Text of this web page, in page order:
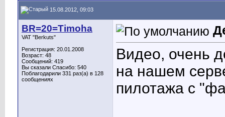
15.08.2012, 09:03
BR=20=Timoha
VAT "Berkuts"
Регистрация: 20.01.2008
Возраст: 48
Сообщений: 419
Вы сказали Спасибо: 540
Поблагодарили 331 раз(а) в 128
сообщениях
Видео, очень
на нашем
пилотажа с